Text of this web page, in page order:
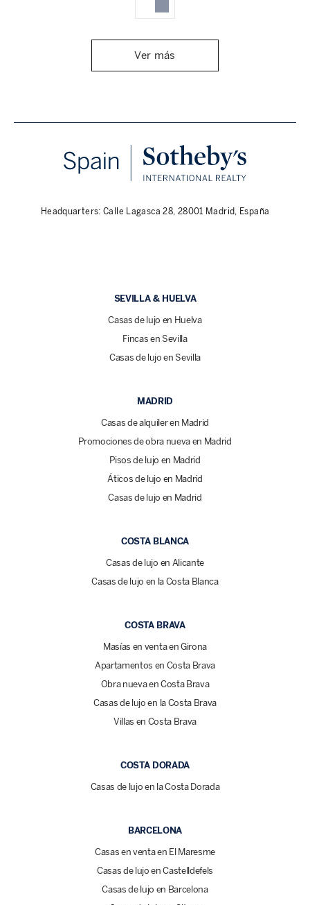
Ver más
Headquarters: Calle Lagasca 28, 28001 Madrid, España
SEVILLA & HUELVA
Casas de lujo en Huelva
Fincas en Sevilla
Casas de lujo en Sevilla
MADRID
Casas de alquiler en Madrid
Promociones de obra nueva en Madrid
Pisos de lujo en Madrid
Áticos de lujo en Madrid
Casas de lujo en Madrid
COSTA BLANCA
Casas de lujo en Alicante
Casas de lujo en la Costa Blanca
COSTA BRAVA
Masías en venta en Girona
Apartamentos en Costa Brava
Obra nueva en Costa Brava
Casas de lujo en la Costa Brava
Villas en Costa Brava
COSTA DORADA
Casas de lujo en la Costa Dorada
BARCELONA
Casas en venta en El Maresme
Casas de lujo en Castelldefels
Casas de lujo en Barcelona